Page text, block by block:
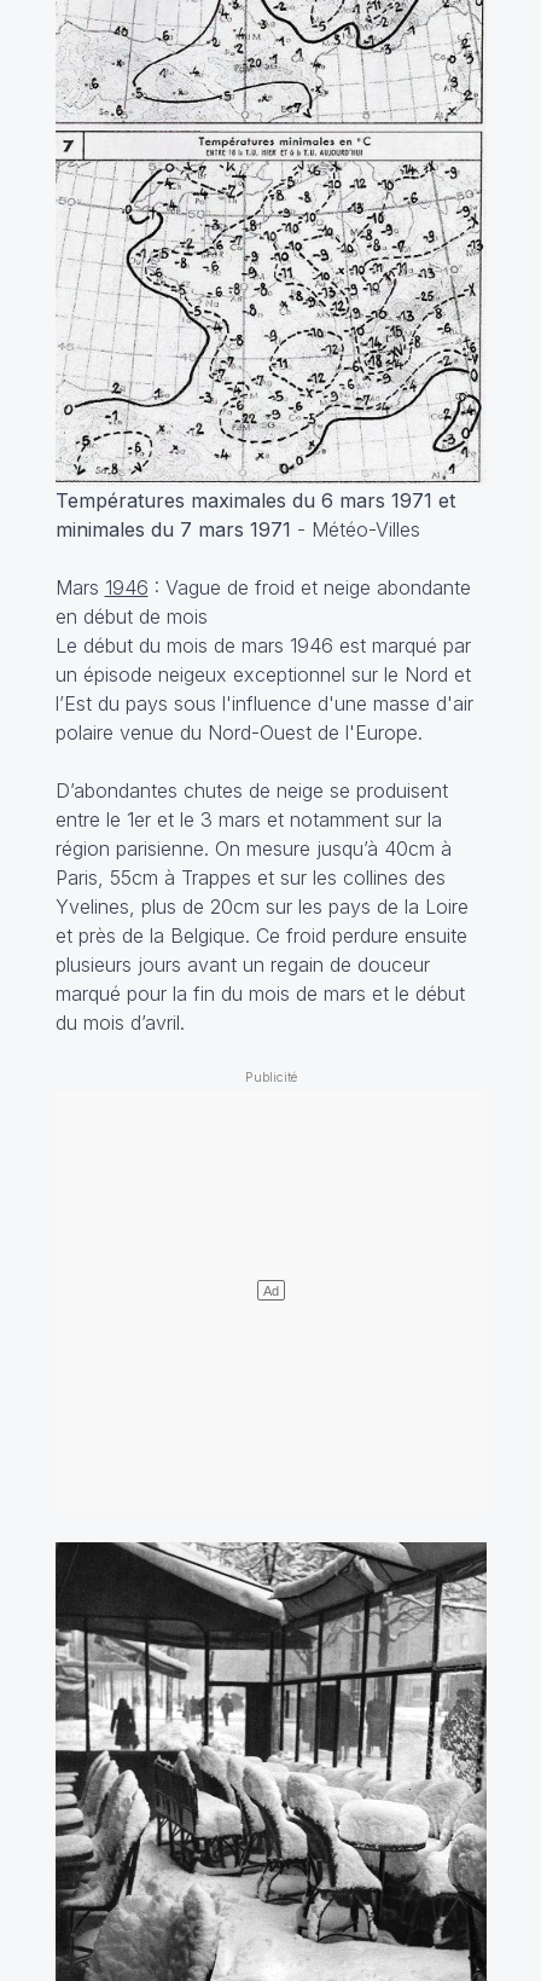
Températures maximales du 6 mars 1971 et
minimales du 7 mars 1971 - Météo-Villes
Mars 1946 : Vague de froid et neige abondante
en début de mois
Le début du mois de mars 1946 est marqué par
un épisode neigeux exceptionnel sur le Nord et
l’Est du pays sous l'influence d'une masse d'air
polaire venue du Nord-Ouest de l'Europe.
D’abondantes chutes de neige se produisent
entre le 1er et le 3 mars et notamment sur la
région parisienne. On mesure jusqu’à 40cm à
Paris, 55cm à Trappes et sur les collines des
Yvelines, plus de 20cm sur les pays de la Loire
et près de la Belgique. Ce froid perdure ensuite
plusieurs jours avant un regain de douceur
marqué pour la fin du mois de mars et le début
du mois d’avril.